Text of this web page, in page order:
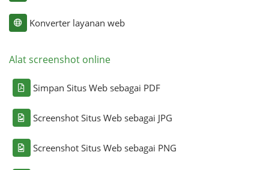
Konverter layanan web
Alat screenshot online
Simpan Situs Web sebagai PDF
Screenshot Situs Web sebagai JPG
Screenshot Situs Web sebagai PNG